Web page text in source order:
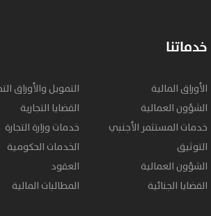
خدماتنا
الأوراق المالية
التمويل والأوراق
الشؤون العمالية
القضايا التجارية
خدمات المستثمر الأجنبي
خدمات وزارة التجارة
التوثيق
الخدمات الحكومية
الشؤون العمالية
العقود
القضايا الجنائية
المطالبات المالية